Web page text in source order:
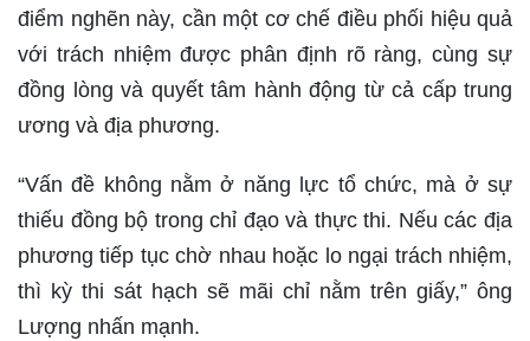
điểm nghẽn này, cần một cơ chế điều phối hiệu quả
với trách nhiệm được phân định rõ ràng, cùng sự
đồng lòng và quyết tâm hành động từ cả cấp trung
ương và địa phương.
“Vấn đề không nằm ở năng lực tổ chức, mà ở sự
thiếu đồng bộ trong chỉ đạo và thực thi. Nếu các địa
phương tiếp tục chờ nhau hoặc lo ngại trách nhiệm,
thì kỳ thi sát hạch sẽ mãi chỉ nằm trên giấy,” ông
Lượng nhấn mạnh.